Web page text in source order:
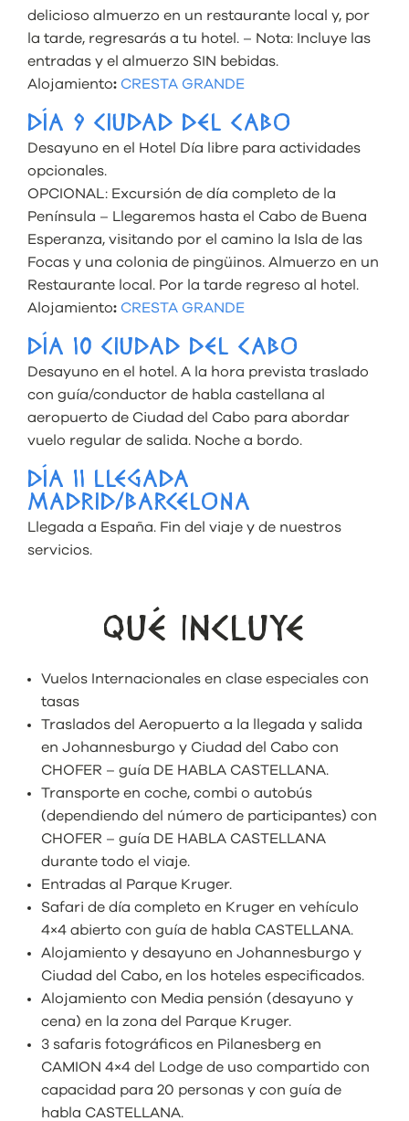
delicioso almuerzo en un restaurante local y, por
la tarde, regresarás a tu hotel. – Nota: Incluye las
entradas y el almuerzo SIN bebidas.
Alojamiento: CRESTA GRANDE
DÍA 9 CIUDAD DEL CABO
Desayuno en el Hotel Día libre para actividades
opcionales.
OPCIONAL: Excursión de día completo de la
Península – Llegaremos hasta el Cabo de Buena
Esperanza, visitando por el camino la Isla de las
Focas y una colonia de pingüinos. Almuerzo en un
Restaurante local. Por la tarde regreso al hotel.
Alojamiento: CRESTA GRANDE
DÍA 10 CIUDAD DEL CABO
Desayuno en el hotel. A la hora prevista traslado
con guía/conductor de habla castellana al
aeropuerto de Ciudad del Cabo para abordar
vuelo regular de salida. Noche a bordo.
DÍA 11 LLEGADA
MADRID/BARCELONA
Llegada a España. Fin del viaje y de nuestros
servicios.
QUÉ INCLUYE
Vuelos Internacionales en clase especiales con
tasas
Traslados del Aeropuerto a la llegada y salida
en Johannesburgo y Ciudad del Cabo con
CHOFER – guía DE HABLA CASTELLANA.
Transporte en coche, combi o autobús
(dependiendo del número de participantes) con
CHOFER – guía DE HABLA CASTELLANA
durante todo el viaje.
Entradas al Parque Kruger.
Safari de día completo en Kruger en vehículo
4×4 abierto con guía de habla CASTELLANA.
Alojamiento y desayuno en Johannesburgo y
Ciudad del Cabo, en los hoteles especificados.
Alojamiento con Media pensión (desayuno y
cena) en la zona del Parque Kruger.
3 safaris fotográficos en Pilanesberg en
CAMION 4×4 del Lodge de uso compartido con
capacidad para 20 personas y con guía de
habla CASTELLANA.